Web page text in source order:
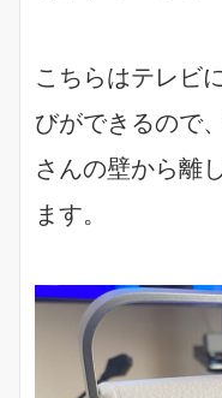
こちらはテレビ
びができるので
さんの壁から離
ます。